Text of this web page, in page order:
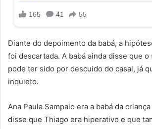
Diante do depoimento da babá, a
foi descartada. A babá ainda disse que
pode ter sido por descuido do casal, já
inquieto.
Ana Paula Sampaio era a babá da
disse que Thiago era hiperativo e que